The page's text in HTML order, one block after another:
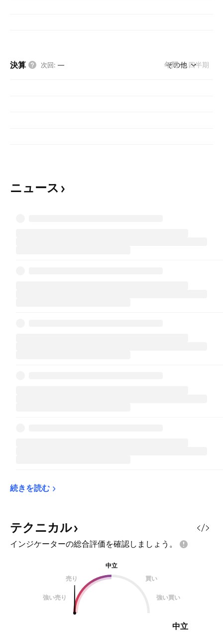
決算 次回: — 年間 四半期
その他
ニュース
続きを読む
テクニカル
インジケーターの総合評価を確認しましょう。
中立
売り
買い
強い売り 強い買い
中立